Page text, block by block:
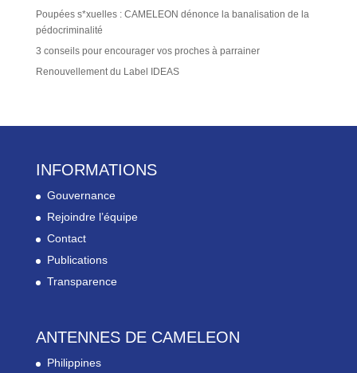
Poupées s*xuelles : CAMELEON dénonce la banalisation de la
pédocriminalité
3 conseils pour encourager vos proches à parrainer
Renouvellement du Label IDEAS
INFORMATIONS
Gouvernance
Rejoindre l’équipe
Contact
Publications
Transparence
ANTENNES DE CAMELEON
Philippines